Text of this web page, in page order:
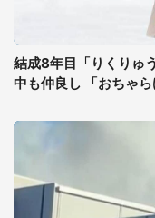
結成8年目「りくりゅ
中も仲良し 「おちゃ